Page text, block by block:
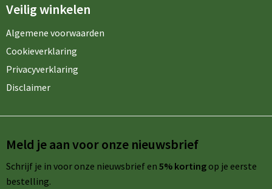
Veilig winkelen
Algemene voorwaarden
Cookieverklaring
Privacyverklaring
Disclaimer
Meld je aan voor onze nieuwsbrief
Schrijf je in voor onze nieuwsbrief en 5% kortingop je eerste
bestelling.